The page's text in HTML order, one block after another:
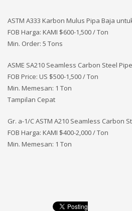
ASTM A333 Karbon Mulus Pipa Baja
FOB Harga: KAMI $600-1,500 / Ton
Min. Order: 5 Tons
ASME SA210 Seamless Carbon Steel
FOB Price: US $500-1,500 / Ton
Min. Memesan: 1 Ton
Tampilan Cepat
Gr. a-1/C ASTM A210 Seamless Carbon
FOB Harga: KAMI $400-2,000 / Ton
Min. Memesan: 1 Ton